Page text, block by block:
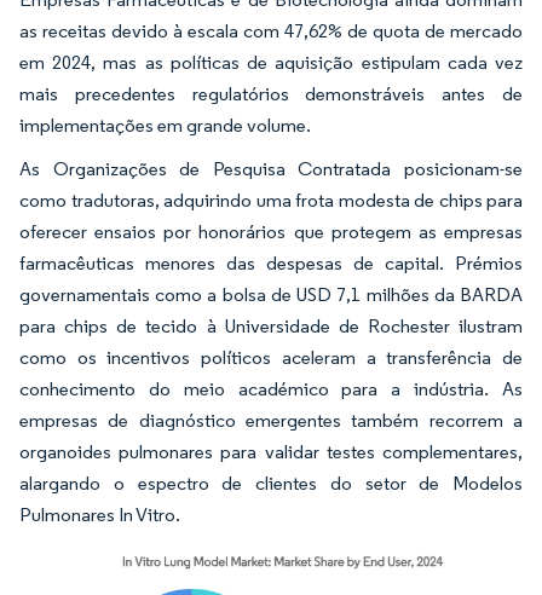
as receitas devido à escala com 47,62% de quota de mercado
em 2024, mas as políticas de aquisição estipulam cada vez
mais precedentes regulatórios demonstráveis antes de
implementações em grande volume.
As Organizações de Pesquisa Contratada posicionam-se
como tradutoras, adquirindo uma frota modesta de chips para
oferecer ensaios por honorários que protegem as empresas
farmacêuticas menores das despesas de capital. Prémios
governamentais como a bolsa de USD 7,1 milhões da BARDA
para chips de tecido à Universidade de Rochester ilustram
como os incentivos políticos aceleram a transferência de
conhecimento do meio académico para a indústria. As
empresas de diagnóstico emergentes também recorrem a
organoides pulmonares para validar testes complementares,
alargando o espectro de clientes do setor de Modelos
Pulmonares In Vitro.